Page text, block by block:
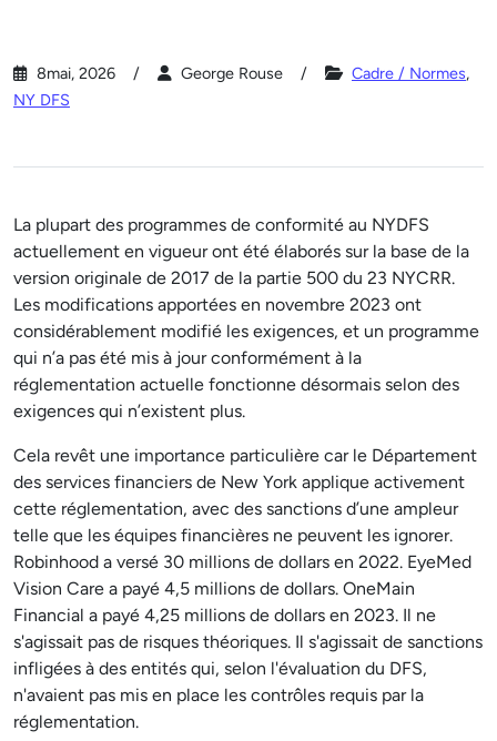
8mai, 2026 George Rouse Cadre / Normes,
NY DFS
La plupart des programmes de conformité au NYDFS
actuellement en vigueur ont été élaborés sur la base de la
version originale de 2017 de la partie 500 du 23 NYCRR.
Les modifications apportées en novembre 2023 ont
considérablement modifié les exigences, et un programme
qui n’a pas été mis à jour conformément à la
réglementation actuelle fonctionne désormais selon des
exigences qui n’existent plus.
Cela revêt une importance particulière car le Département
des services financiers de New York applique activement
cette réglementation, avec des sanctions d’une ampleur
telle que les équipes financières ne peuvent les ignorer.
Robinhood a versé 30 millions de dollars en 2022. EyeMed
Vision Care a payé 4,5 millions de dollars. OneMain
Financial a payé 4,25 millions de dollars en 2023. Il ne
s'agissait pas de risques théoriques. Il s'agissait de sanctions
infligées à des entités qui, selon l'évaluation du DFS,
n'avaient pas mis en place les contrôles requis par la
réglementation.